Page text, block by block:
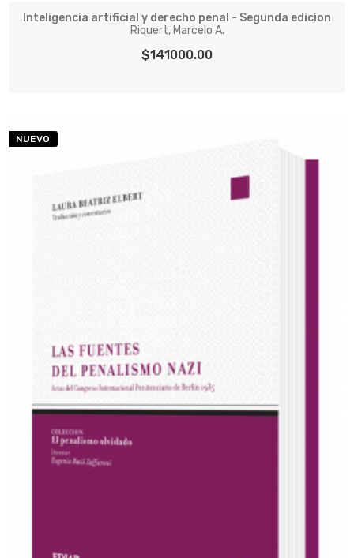
Inteligencia artificial y derecho penal - Segunda edicion
Riquert, Marcelo A.
$141000.00
NUEVO